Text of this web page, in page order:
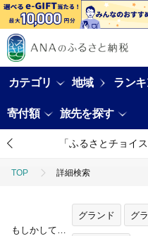
カテゴリ 地域 ラン
寄付額 旅先を探す
「ふるさとチョイ
TOP 詳細検索
もしかして…
グランド グ